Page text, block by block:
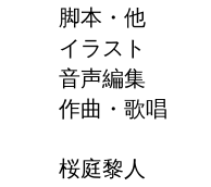
脚本・他
イラスト
音声編集
作曲・歌唱
桜庭黎人